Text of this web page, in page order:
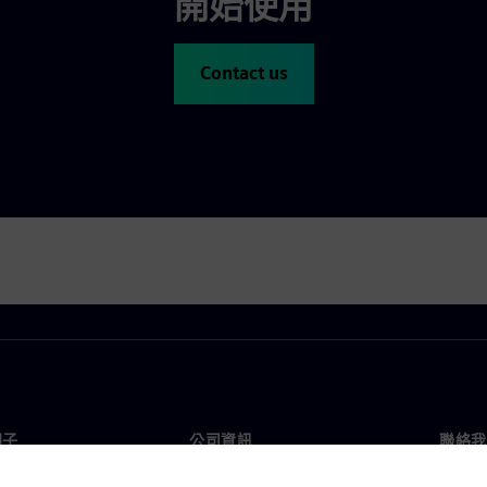
Contact us
公司資訊 聯絡